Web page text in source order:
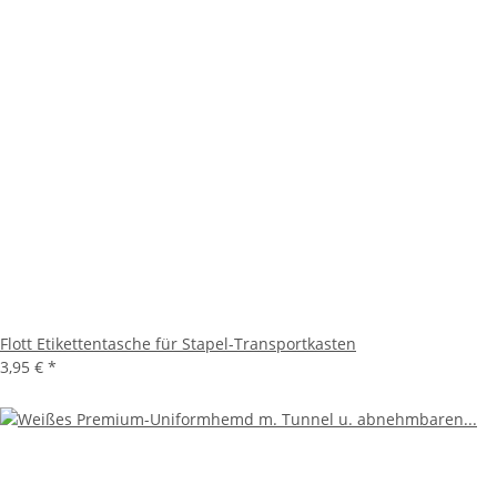
Flott Etikettentasche für Stapel-Transportkasten
3,95 € *